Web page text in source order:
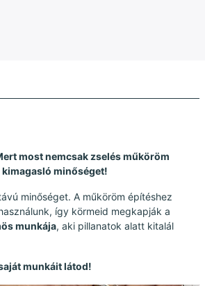
most nemcsak zselés műköröm
minőséget!
minőséget. A műköröm építéshez
így körmeid megkapják a
munkája, aki pillanatok alatt kitalál
munkáit látod!